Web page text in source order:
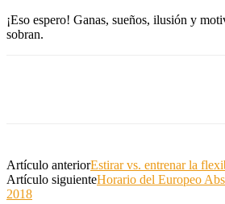
¡Eso espero! Ganas, sueños, ilusión y
sobran.
Artículo anteriorEstirar vs. entrenar la
Artículo siguienteHorario del Europeo
2018